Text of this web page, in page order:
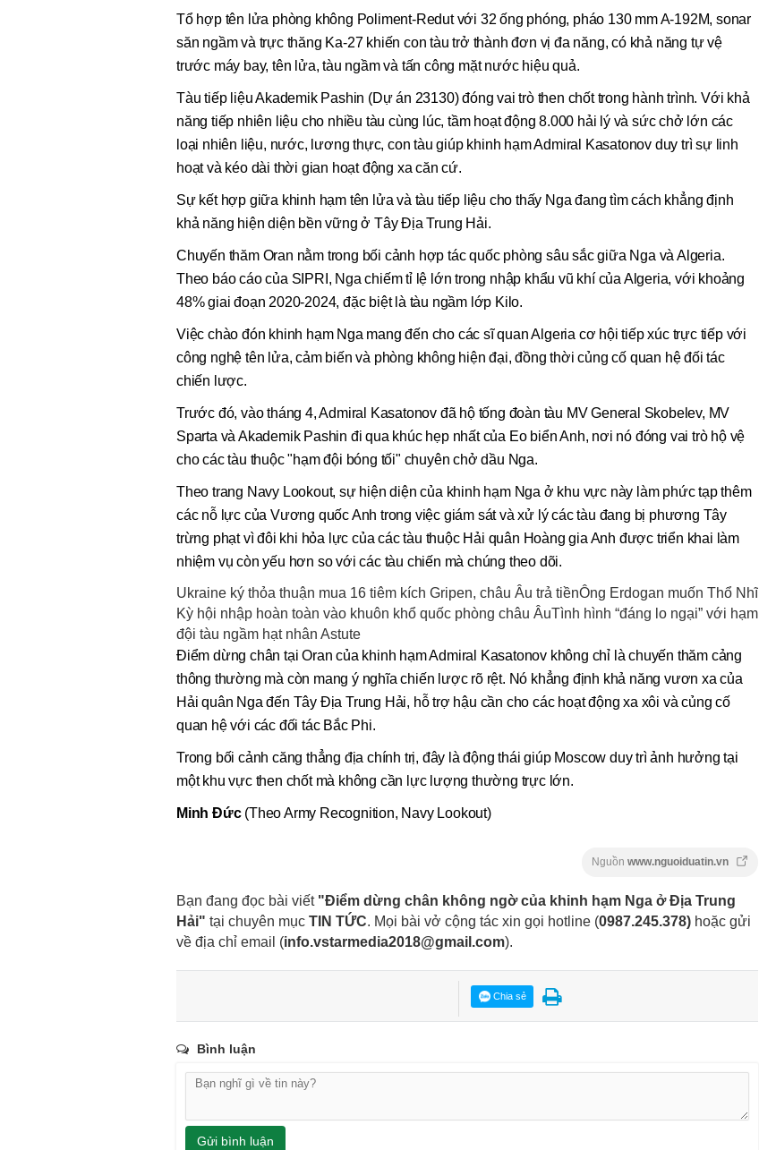
Tổ hợp tên lửa phòng không Poliment-Redut với 32 ống phóng, pháo 130 mm A-192M, sonar
săn ngầm và trực thăng Ka-27 khiến con tàu trở thành đơn vị đa năng, có khả năng tự vệ
trước máy bay, tên lửa, tàu ngầm và tấn công mặt nước hiệu quả.
Tàu tiếp liệu Akademik Pashin (Dự án 23130) đóng vai trò then chốt trong hành trình. Với khả
năng tiếp nhiên liệu cho nhiều tàu cùng lúc, tầm hoạt động 8.000 hải lý và sức chở lớn các
loại nhiên liệu, nước, lương thực, con tàu giúp khinh hạm Admiral Kasatonov duy trì sự linh
hoạt và kéo dài thời gian hoạt động xa căn cứ.
Sự kết hợp giữa khinh hạm tên lửa và tàu tiếp liệu cho thấy Nga đang tìm cách khẳng định
khả năng hiện diện bền vững ở Tây Địa Trung Hải.
Chuyến thăm Oran nằm trong bối cảnh hợp tác quốc phòng sâu sắc giữa Nga và Algeria.
Theo báo cáo của SIPRI, Nga chiếm tỉ lệ lớn trong nhập khẩu vũ khí của Algeria, với khoảng
48% giai đoạn 2020-2024, đặc biệt là tàu ngầm lớp Kilo.
Việc chào đón khinh hạm Nga mang đến cho các sĩ quan Algeria cơ hội tiếp xúc trực tiếp với
công nghệ tên lửa, cảm biến và phòng không hiện đại, đồng thời củng cố quan hệ đối tác
chiến lược.
Trước đó, vào tháng 4, Admiral Kasatonov đã hộ tống đoàn tàu MV General Skobelev, MV
Sparta và Akademik Pashin đi qua khúc hẹp nhất của Eo biển Anh, nơi nó đóng vai trò hộ vệ
cho các tàu thuộc "hạm đội bóng tối" chuyên chở dầu Nga.
Theo trang Navy Lookout, sự hiện diện của khinh hạm Nga ở khu vực này làm phức tạp thêm
các nỗ lực của Vương quốc Anh trong việc giám sát và xử lý các tàu đang bị phương Tây
trừng phạt vì đôi khi hỏa lực của các tàu thuộc Hải quân Hoàng gia Anh được triển khai làm
nhiệm vụ còn yếu hơn so với các tàu chiến mà chúng theo dõi.
Ukraine ký thỏa thuận mua 16 tiêm kích Gripen, châu Âu trả tiềnÔng Erdogan muốn Thổ Nhĩ
Kỳ hội nhập hoàn toàn vào khuôn khổ quốc phòng châu ÂuTình hình “đáng lo ngại” với hạm
đội tàu ngầm hạt nhân Astute
Điểm dừng chân tại Oran của khinh hạm Admiral Kasatonov không chỉ là chuyến thăm cảng
thông thường mà còn mang ý nghĩa chiến lược rõ rệt. Nó khẳng định khả năng vươn xa của
Hải quân Nga đến Tây Địa Trung Hải, hỗ trợ hậu cần cho các hoạt động xa xôi và củng cố
quan hệ với các đối tác Bắc Phi.
Trong bối cảnh căng thẳng địa chính trị, đây là động thái giúp Moscow duy trì ảnh hưởng tại
một khu vực then chốt mà không cần lực lượng thường trực lớn.
Minh Đức (Theo Army Recognition, Navy Lookout)
Nguồn www.nguoiduatin.vn
Bạn đang đọc bài viết "Điểm dừng chân không ngờ của khinh hạm Nga ở Địa Trung
Hải" tại chuyên mục TIN TỨC. Mọi bài vở cộng tác xin gọi hotline (0987.245.378) hoặc gửi
về địa chỉ email (info.vstarmedia2018@gmail.com).
Chia sẻ
Bình luận
Gửi bình luận